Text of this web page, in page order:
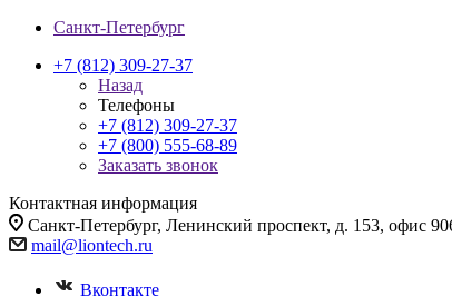
Санкт-Петербург
+7 (812) 309-27-37
Назад
Телефоны
+7 (812) 309-27-37
+7 (800) 555-68-89
Заказать звонок
Контактная информация
Санкт-Петербург, Ленинский проспект, д. 153, офис
mail@liontech.ru
Вконтакте